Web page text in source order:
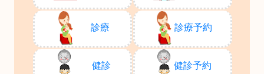
診療
健診
診療予約
健診予約